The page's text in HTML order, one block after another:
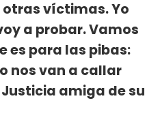
víctimas. Yo
a probar. Vamos
es para las pibas:
nos van a callar
amiga de su